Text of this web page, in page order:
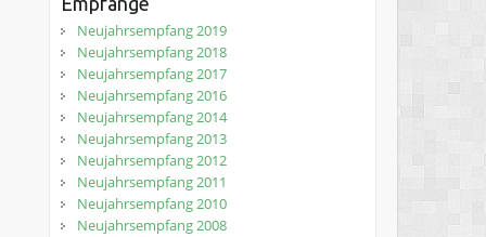
Neujahrsempfang 2019
Neujahrsempfang 2018
Neujahrsempfang 2017
Neujahrsempfang 2016
Neujahrsempfang 2014
Neujahrsempfang 2013
Neujahrsempfang 2012
Neujahrsempfang 2011
Neujahrsempfang 2010
Neujahrsempfang 2008